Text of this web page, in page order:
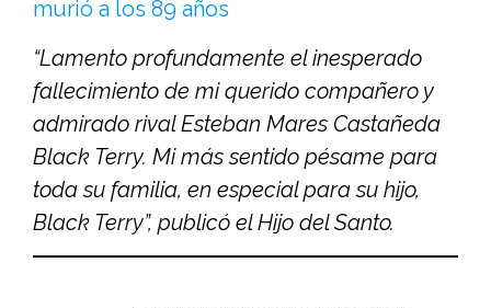
murió a los 89 años
“Lamento profundamente el inesperado
fallecimiento de mi querido compañero y
admirado rival Esteban Mares Castañeda
Black Terry. Mi más sentido pésame para
toda su familia, en especial para su hijo,
Black Terry”, publicó el Hijo del Santo.